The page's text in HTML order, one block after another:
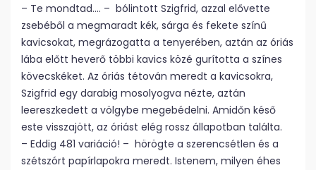
– Te mondtad…. – bólintott Szigfrid, azzal elővette
zsebéből a megmaradt kék, sárga és fekete színű
kavicsokat, megrázogatta a tenyerében, aztán az óriás
lába előtt heverő többi kavics közé gurította a színes
kövecskéket. Az óriás tétován meredt a kavicsokra,
Szigfrid egy darabig mosolyogva nézte, aztán
leereszkedett a völgybe megebédelni. Amidőn késő
este visszajött, az óriást elég rossz állapotban találta.
– Eddig 481 variáció! – hörögte a szerencsétlen és a
szétszórt papírlapokra meredt. Istenem, milyen éhes